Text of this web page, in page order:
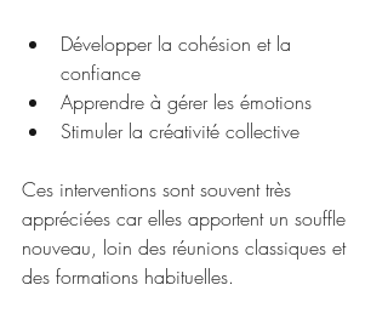
Développer la cohésion et la
confiance
Apprendre à gérer les émotions
Stimuler la créativité collective
Ces interventions sont souvent très
appréciées car elles apportent un souffle
nouveau, loin des réunions classiques et
des formations habituelles.